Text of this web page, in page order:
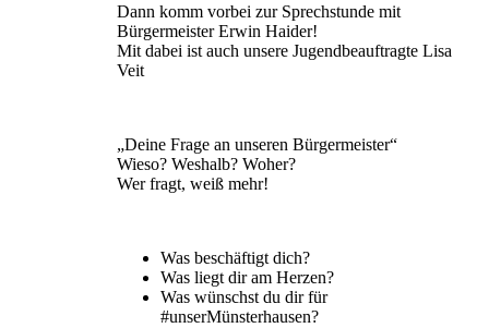
Dann komm vorbei zur Sprechstunde mit
Bürgermeister Erwin Haider!
Mit dabei ist auch unsere Jugendbeauftragte Lisa
Veit
„Deine Frage an unseren Bürgermeister“
Wieso? Weshalb? Woher?
Wer fragt, weiß mehr!
Was beschäftigt dich?
Was liegt dir am Herzen?
Was wünschst du dir für
#unserMünsterhausen?